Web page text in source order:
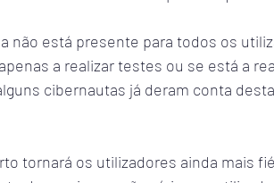
não está presente para todos os
a realizar testes ou se está a
cibernautas já deram conta
tornará os utilizadores ainda mais